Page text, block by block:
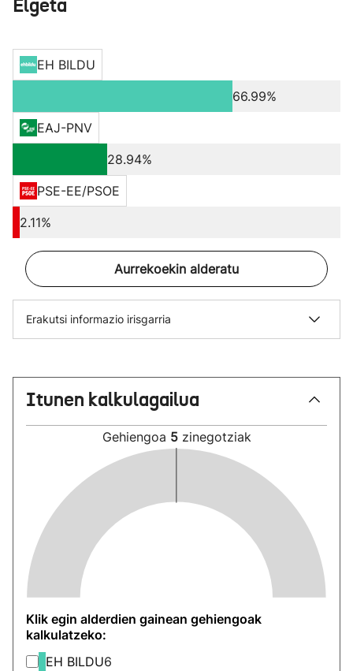
Elgeta
EH BILDU
66.99%
EAJ-PNV
28.94%
PSE-EE/PSOE
2.11%
Aurrekoekin alderatu
Erakutsi informazio irisgarria
Itunen kalkulagailua
Gehiengoa 5 zinegotziak
Klik egin alderdien gainean gehiengoak
kalkulatzeko:
EH BILDU6